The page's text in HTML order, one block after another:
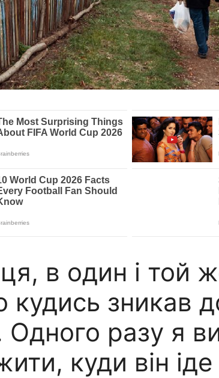
в один і той
кудись зникав
Одного разу я
куди він іде